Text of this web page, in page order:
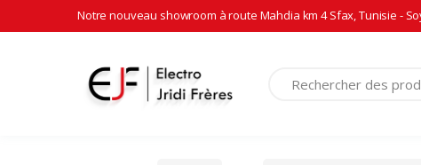
Notre nouveau showroom à route Mahdia km 4 Sfax, Tunisie -